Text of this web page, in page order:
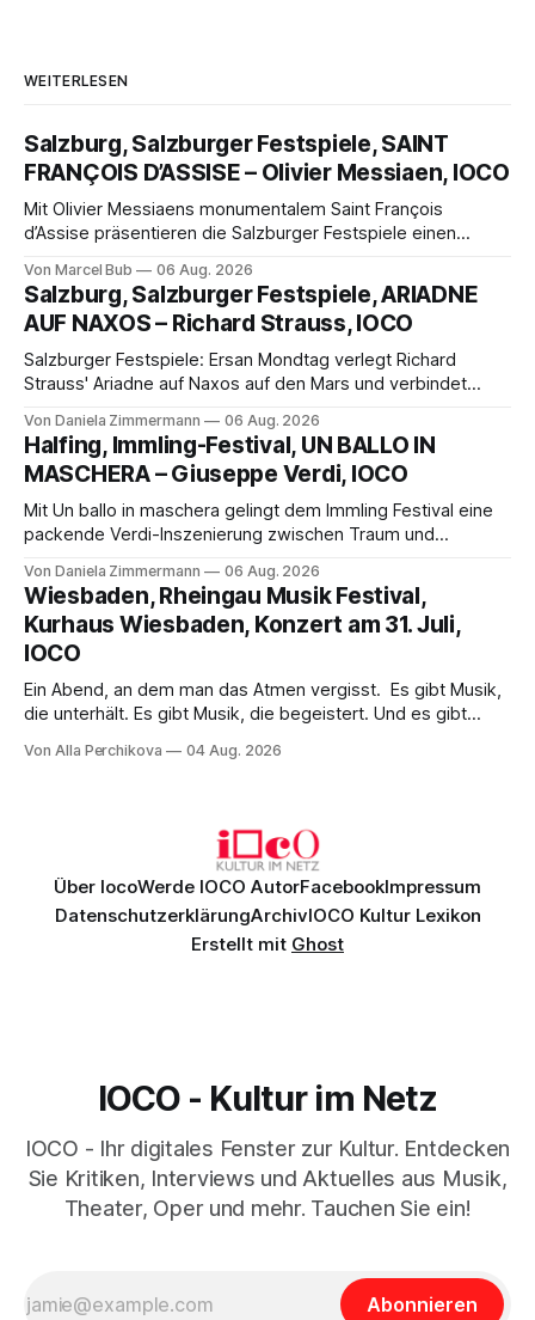
WEITERLESEN
Salzburg, Salzburger Festspiele, SAINT
FRANÇOIS D’ASSISE – Olivier Messiaen, IOCO
Mit Olivier Messiaens monumentalem Saint François
d’Assise präsentieren die Salzburger Festspiele einen
eine bildgewaltige Inszenierung, Maxime Pascal entfaltet
die komplexe Partitur eindrucksvoll, Philippe Sly berührt als
Franziskus.
Von Marcel Bub 06 Aug. 2026
Salzburg, Salzburger Festspiele, ARIADNE
AUF NAXOS – Richard Strauss, IOCO
Salzburger Festspiele: Ersan Mondtag verlegt Richard
Strauss' Ariadne auf Naxos auf den Mars und verbindet
Aufführung mit starken Solisten und den Wiener
Philharmonikern, szenisch bleibt der zweite Akt jedoch
hinter den Erwartungen zurück.
Von Daniela Zimmermann 06 Aug. 2026
Halfing, Immling-Festival, UN BALLO IN
MASCHERA – Giuseppe Verdi, IOCO
Mit Un ballo in maschera gelingt dem Immling Festival eine
packende Verdi-Inszenierung zwischen Traum und
psychologische Tiefe mit starken Bildern, getragen von
einem spielfreudigen Ensemble und einer musikalisch
überzeugenden Gesamtleistung.
Von Daniela Zimmermann 06 Aug. 2026
Wiesbaden, Rheingau Musik Festival,
Kurhaus Wiesbaden, Konzert am 31. Juli,
IOCO
Ein Abend, an dem man das Atmen vergisst. Es gibt Musik,
die unterhält. Es gibt Musik, die begeistert. Und es gibt
Genau so war der Abend im Kurhaus Wiesbaden, an dem
Von Alla Perchikova 04 Aug. 2026
Über IocoWerde IOCO AutorFacebookImpressum
DatenschutzerklärungArchivIOCO Kultur Lexikon
Erstellt mit Ghost
IOCO - Kultur im Netz
IOCO - Ihr digitales Fenster zur Kultur. Entdecken
Sie Kritiken, Interviews und Aktuelles aus Musik,
Theater, Oper und mehr. Tauchen Sie ein!
Abonnieren